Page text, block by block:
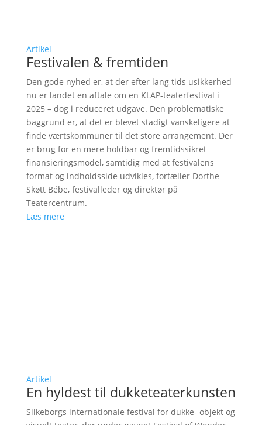
Artikel
Festivalen & fremtiden
Den gode nyhed er, at der efter lang tids usikkerhed
nu er landet en aftale om en KLAP-teaterfestival i
2025 – dog i reduceret udgave. Den problematiske
baggrund er, at det er blevet stadigt vanskeligere at
finde værtskommuner til det store arrangement. Der
er brug for en mere holdbar og fremtidssikret
finansieringsmodel, samtidig med at festivalens
format og indholdsside udvikles, fortæller Dorthe
Skøtt Bébe, festivalleder og direktør på
Teatercentrum.
Læs mere
Artikel
En hyldest til dukketeaterkunsten
Silkeborgs internationale festival for dukke- objekt og